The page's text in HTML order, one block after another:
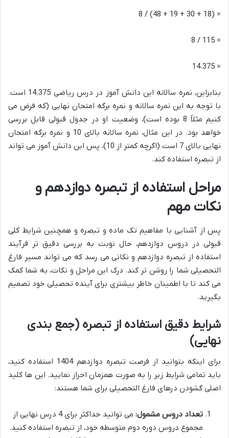
= (18 + 30 + 19 + 48) / 8
= 115 / 8
= 14.375
بنابراین، نمره سالانه این دانش آموز در درس ریاضی 14.375 است.
با توجه به این نمره سالانه و نمره برگه امتحان نهایی (که فرض می
کنیم مثلاً 8 بوده است)، وضعیت او در جدول قبولی قابل بررسی
خواهد بود. در این مثال، نمره سالانه بالای 10 و نمره برگه امتحان
نهایی بالای 7 است (اگرچه کمتر از 10)، پس این دانش آموز می تواند
از تبصره استفاده کند.
مراحل استفاده از تبصره دوازدهم و
نکات مهم
پس از آشنایی با مفاهیم تک ماده و تبصره و همچنین شرایط کلی
قبولی در دروس دوازدهم، حال نوبت به بررسی دقیق تر فرآیند
استفاده از تبصره دوازدهم و نکاتی می رسد که می تواند مسیر فارغ
التحصیلی شما را روشن تر کند. درک این مراحل و نکات، به شما کمک
می کند تا با اطمینان خاطر بیشتری برای آینده تحصیلی خود تصمیم
بگیرید.
شرایط دقیق استفاده از تبصره (جمع بندی
نهایی)
برای اینکه بتوانید از فرصت تبصره دوازدهم 1404 استفاده کنید،
باید تمامی شرایط زیر را به صورت همزمان احراز نمایید. این ها کلید
اصلی گشودن درهای فارغ التحصیلی برای شما هستند:
تعداد دروس مشمول:
می توانید حداکثر برای 4 درس نهایی از
مجموع دروس دوره دوم متوسطه خود، از تبصره استفاده کنید.